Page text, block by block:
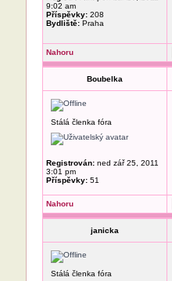
9:02 am
Příspěvky:208
Bydliště:Praha
Nahoru
Boubelka
Stálá členka fóra
Registrován:ned zář 25, 2011
3:01 pm
Příspěvky:51
Nahoru
janicka
Stálá členka fóra